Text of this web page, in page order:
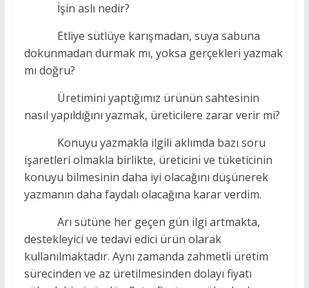
İşin aslı nedir?
Etliye sütlüye karışmadan, suya sabuna
dokunmadan durmak mı, yoksa gerçekleri yazmak
mı doğru?
Üretimini yaptığımız ürünün sahtesinin
nasıl yapıldığını yazmak, üreticilere zarar verir mi?
Konuyu yazmakla ilgili aklımda bazı soru
işaretleri olmakla birlikte, üreticini ve tüketicinin
konuyu bilmesinin daha iyi olacağını düşünerek
yazmanın daha faydalı olacağına karar verdim.
Arı sütüne her geçen gün ilgi artmakta,
destekleyici ve tedavi edici ürün olarak
kullanılmaktadır. Aynı zamanda zahmetli üretim
sürecinden ve az üretilmesinden dolayı fiyatı